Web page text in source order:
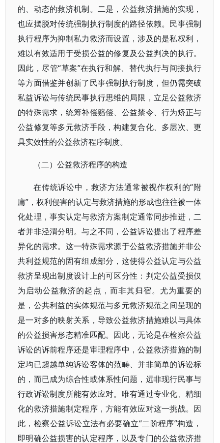
的、动态的救济机制。二是，公益救济措施的实现，
也应摆脱对传统强制执行制度的路径依赖。民事强制
执行程序为抑制私力救济而设置，涉及的是私权利，
难以有效适用于受损公益的修复及公益判决的执行。
因此，尽管“草案”在执行和解、替代执行与间接执行
等方面借鉴并创新了民事强制执行制度，但仍需突破
私益诉讼与传统民事执行思维的局限，立足公益救济
的特殊需求，统筹补偿赔偿、公益禁令、行为矫正与
公益修复等多元救济手段，构建复合化、多层次、更
具实效性的公益救济程序制度。
（二）公益救济程序的构造
在传统诉讼中，救济方法通常被视作权利的“附
庸”，权利侵害的认定与救济措施的形成也往往被一体
化处理，事实认定与救济方案制定通常同步推进，二
者并非泾渭分明。与之不同，公益诉讼提出了程序差
异化的需求。这一特殊需求源于公益救济措施并非公
共利益规范的固有组成部分，这使得公益认定与公益
救济呈现出制度设计上的可区分性：判定公益受损仅
为启动公益救济的起点，而非其归宿。尤为重要的
是，公共利益的实体规范与多元救济规范之间呈现的
是一对多的映射关系，导致公益救济措施难以与具体
的公益损害形态精准匹配。因此，无论是在检察公益
诉讼的诉前程序还是审理程序中，公益救济措施的制
定均已超越单纯诉讼客体的范畴、并非简单的诉讼标
的，而已成为综合性或体系性问题，远非现行民事与
行政诉讼制度所能有效应对。唯有通过专业化、精细
化的救济措施制定程序，方能有效应对这一挑战。因
此，检察公益诉讼立法有必要确立“二阶程序”构造，
即明确公益损害的认定程序，以及专门的公益救济措